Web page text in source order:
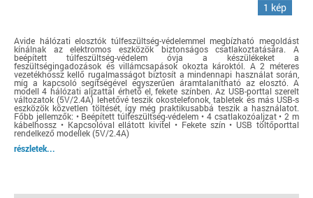
1 kép
Avide hálózati elosztók túlfeszültség-védelemmel megbízható megoldást
kínálnak az elektromos eszközök biztonságos csatlakoztatására. A
beépített túlfeszültség-védelem óvja a készülékeket a
feszültségingadozások és villámcsapások okozta károktól. A 2 méteres
vezetékhossz kellő rugalmasságot biztosít a mindennapi használat során,
míg a kapcsoló segítségével egyszerűen áramtalanítható az elosztó. A
modell 4 hálózati aljzattal érhető el, fekete színben. Az USB-porttal szerelt
változatok (5V/2.4A) lehetővé teszik okostelefonok, tabletek és más USB-s
eszközök közvetlen töltését, így még praktikusabbá teszik a használatot.
Főbb jellemzők: • Beépített túlfeszültség-védelem • 4 csatlakozóaljzat • 2 m
kábelhossz • Kapcsolóval ellátott kivitel • Fekete szín • USB töltőporttal
rendelkező modellek (5V/2.4A)
részletek...